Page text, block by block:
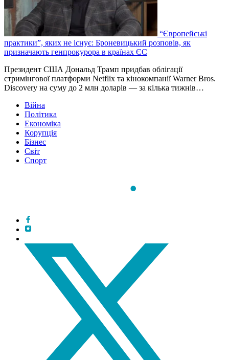
“Європейські
практики”, яких не існує: Броневицький розповів, як
призначають генпрокурора в країнах ЄС
Президент США Дональд Трамп придбав облігації
стримінгової платформи Netflix та кінокомпанії Warner Bros.
Discovery на суму до 2 млн доларів — за кілька тижнів…
Війна
Політика
Економіка
Корупція
Бізнес
Світ
Спорт